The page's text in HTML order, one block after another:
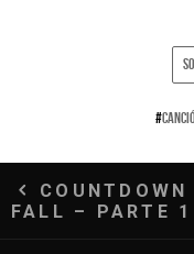
#
Navegación
de
COUNTDOWN
FALL – PARTE 1